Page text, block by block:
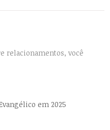
relacionamentos, você
em 2025